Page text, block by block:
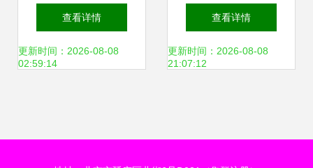
程质量验收要求详
解（含金属门窗施
查看详情
更新时间：2026-08-08
02:59:14
技术精讲 二建《专
业工程管理与实务
查看详情
更新时间：2026-08-08
21:07:12